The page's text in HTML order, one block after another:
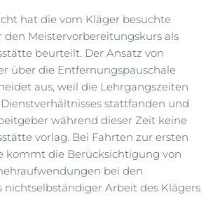
hat die vom Kläger besuchte
Meistervorbereitungskurs als
beurteilt. Der Ansatz von
über die Entfernungspauschale
aus, weil die Lehrgangszeiten
stattfanden und
während dieser Zeit keine
vorlag. Bei Fahrten zur ersten
kommt die Berücksichtigung von
bei den
nichtselbständiger Arbeit des Klägers